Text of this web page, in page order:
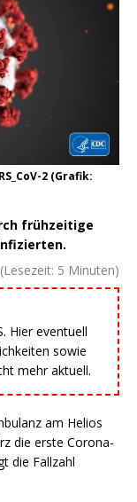
2 (Grafik:
frühzeitige
(Lesezeit: 5 Minuten)
Hier eventuell
sowie
mehr aktuell.
am Helios
die erste Corona-
die Fallzahl